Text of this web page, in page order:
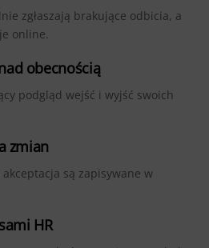
zgłaszają brakujące odbicia, a
online.
obecnością
podgląd wejść i wyjść swoich
zmian
są zapisywane w
HR